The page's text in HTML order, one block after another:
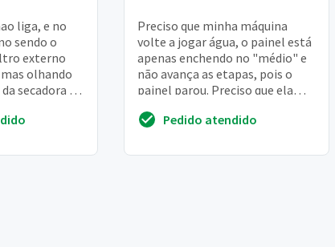
liga, e no
sendo o
externo
olhando
secadora dá
Preciso que minha máquina
volte a jogar água, o painel está
apenas enchendo no "médio" e
não avança as etapas, pois o
painel parou. Preciso que ela
urgentemente, p...
Pedido atendido